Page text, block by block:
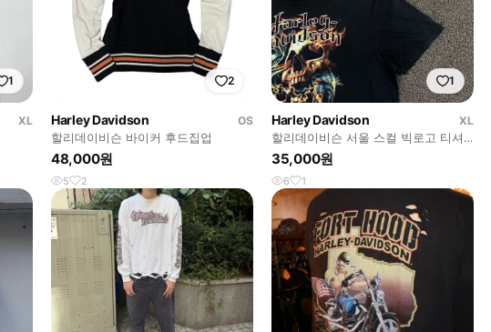
1
XL
2
Harley Davidson
OS
할리데이비슨 바이커 후드집업
48,000원
5 2
1
Harley Davidson
XL
할리데이비슨 서울 스컬 빅로고 티셔
츠
35,000원
6 1